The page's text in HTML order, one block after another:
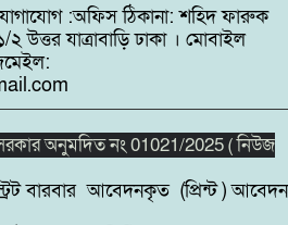
উপকূলের মানুষের পাশে কোস্টগার্ড:
শরণখোলায় ২৫৫ জনকে বিনামূল্যে
চিকিৎসা সেবা ও ওষুধ বিতরণ।
পলাশবাড়ীতে প্রথম শ্রেণির শিক্ষার্থীর পেট
মুচড়ে ও বেঞ্চে শুইয়ে নির্যাতনের
অভিযোগ শিক্ষক মিথুনের বিরুদ্ধে
যোগাযোগ :অফিস ঠিকানা: শহিদ ফারুক
উত্তর যাত্রাবাড়ি ঢাকা । মোবাইল
সরকার অনুমদিত নং 01021/2025 ( নিউজ
বারবার আবেদনকৃত (প্রিন্ট ) আবেদন